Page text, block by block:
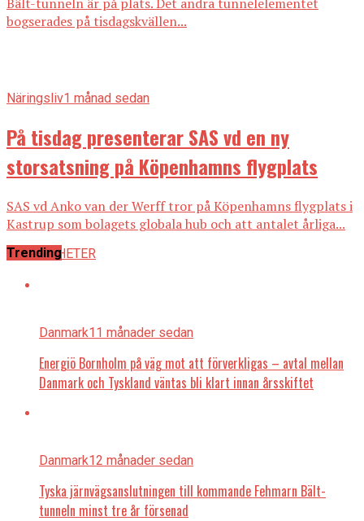
bogserades på tisdagskvällen...
Näringsliv1 månad sedan
På tisdag presenterar SAS vd en ny
storsatsning på Köpenhamns flygplats
SAS vd Anko van der Werff tror på Köpenhamns flygplats i
Kastrup som bolagets globala hub och att antalet årliga...
ALLA NYHETER
Trending
Danmark11 månader sedan
Energiö Bornholm på väg mot att förverkligas – avtal mellan
Danmark och Tyskland väntas bli klart innan årsskiftet
Danmark12 månader sedan
Tyska järnvägsanslutningen till kommande Fehmarn Bält-
tunneln minst tre år försenad